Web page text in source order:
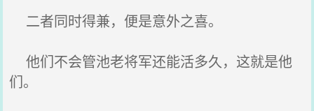
二者同时得兼，便是意外之喜。
他们不会管池老将军还能活多久，这就是他
们。